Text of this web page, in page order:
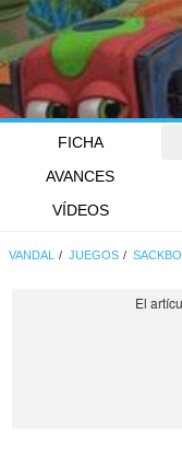
FICHA
AVANCES
VÍDEOS
VANDAL JUEGOS